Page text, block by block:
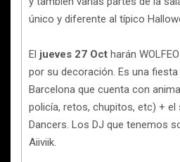
único y diferente al típico
El jueves 27 Oct harán
por su decoración. Es una
Barcelona que cuenta con
policía, retos, chupitos, etc) + el
Dancers. Los DJ que tenemos
Aiiviik.